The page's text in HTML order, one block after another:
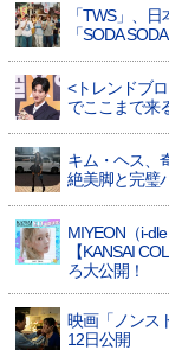
「TWS」、
「SODA
<トレンドブ
でここまで来
キム・ヘス、
絶美脚と完璧
MIYEON（i-
【KANSAI
ろ大公開！
映画「ノンス
12日公開